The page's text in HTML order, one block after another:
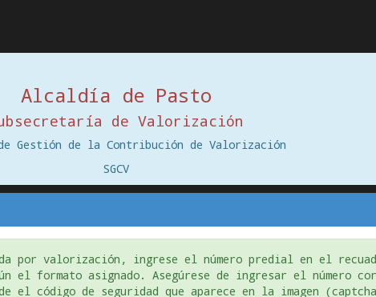
Alcaldía de Pasto
de Valorización
Gestión de la Contribución de Valorización
SGCV
por valorización, ingrese el número predial en el
el formato asignado. Asegúrese de ingresar el número
el código de seguridad que aparece en la imagen